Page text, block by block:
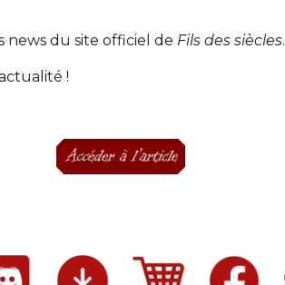
news du site officiel de Fils des siècles.
!